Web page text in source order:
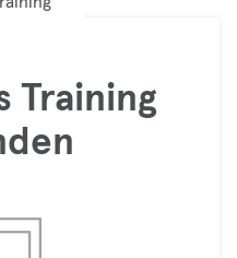
Training